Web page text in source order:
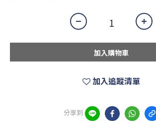
加入購物車
加入追蹤清單
分享到